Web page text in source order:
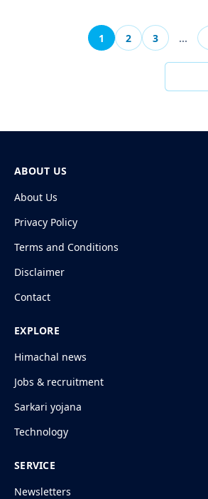
1 2 3 …
ABOUT US
About Us
Privacy Policy
Terms and Conditions
Disclaimer
Contact
EXPLORE
Himachal news
Jobs & recruitment
Sarkari yojana
Technology
SERVICE
Newsletters